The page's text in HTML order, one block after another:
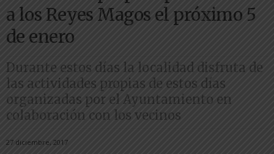
a los Reyes Magos el próximo 5
de enero
Durante estos días la localidad disfruta de
las actividades propias de estos días
organizadas por el Ayuntamiento en
colaboración con los vecinos
27 diciembre, 2017